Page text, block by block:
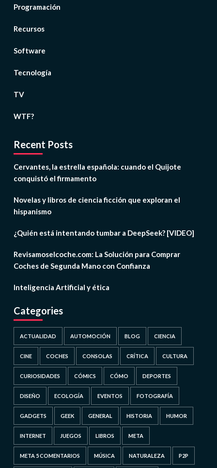
Programación
Recursos
Software
Tecnología
TV
WTF?
Recent Posts
Cervantes, la estrella española: cuando el Quijote
conquistó el firmamento
Novelas y libros de ciencia ficción que exploran el
hispanismo
¿Quién está intentando tumbar a DeepSeek? [VIDEO]
Revisamoselcoche.com: La Solución para Comprar
Coches de Segunda Mano con Confianza
Inteligencia Artificial y ética
Categories
ACTUALIDAD AUTOMOCIÓN BLOG CIENCIA
CINE COCHES CONSOLAS CRÍTICA CULTURA
CURIOSIDADES CÓMICS CÓMO DEPORTES
DISEÑO ECOLOGÍA EVENTOS FOTOGRAFÍA
GADGETS GEEK GENERAL HISTORIA HUMOR
INTERNET JUEGOS LIBROS META
META 5 COMENTARIOS MÚSICA NATURALEZA P2P